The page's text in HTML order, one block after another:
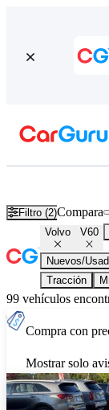
Filtro (2)Compara
Volvo V60
Nuevos/
Tracción
99 vehículos
Compra con
Mostrar solo